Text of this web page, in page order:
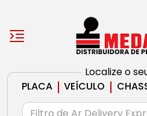
Localize o
PLACA | VEÍCULO |